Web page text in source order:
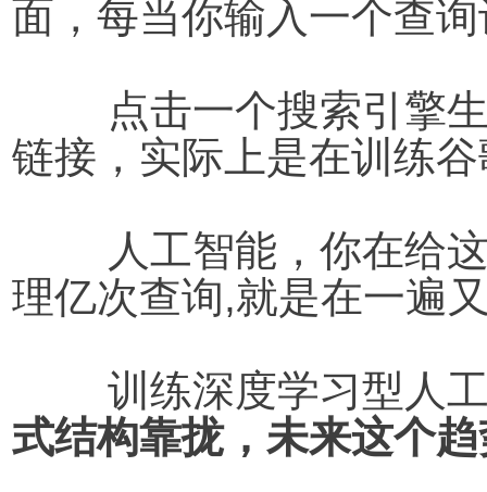
面，每当你输入一个查
链接，实际上是在训练
理亿次查询,就是在一遍
训练深度学习型人
式结构靠拢，未来这个